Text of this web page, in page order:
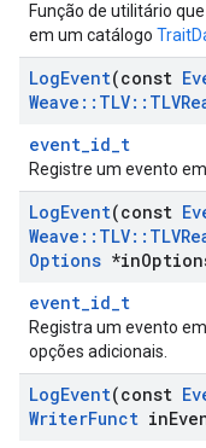
Função de utilitário
em um catálogo
LogEvent(const
Weave :: TLV::
event_id_t
Registre um evento
LogEvent(const
Weave :: TLV::
Options *in
event_id_t
Registra um evento
opções adicionais.
LogEvent(const
WriterFunct in